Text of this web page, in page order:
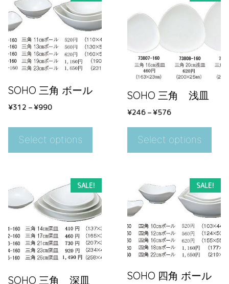
SOHO 三角 ボール
¥312 –¥990
Select options
SOHO 三角 浅皿
¥246 –¥576
Select options
SALE!
SOHO 三角 深皿
SALE!
SOHO 四角 ボール